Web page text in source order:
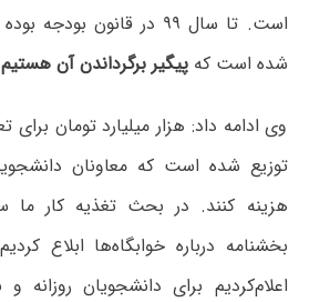
شده است کهپیگیر برگرداندن آن
وی ادامه داد: هزار میلیارد تومان برای
توزیع شده است که معاونان
هزینه کنند. در بحث تغذیه کار
بخشنامه درباره خوابگاه‌ها ابلاع
اعلام‌کردیم برای دانشجویان